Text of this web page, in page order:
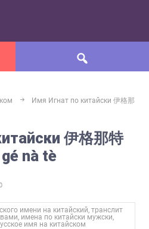
Имя Игнат по китайски 伊格那
伊格那特
nà tè
имени на китайский, транслит
имена по китайски мужски,
имя на китайском